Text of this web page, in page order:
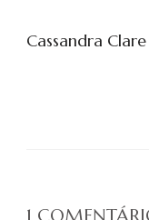
Cassandra